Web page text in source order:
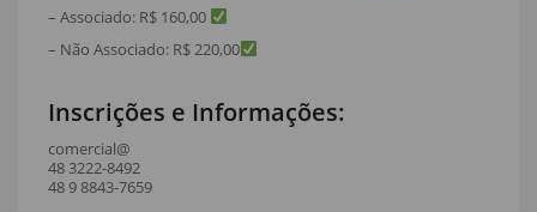
– Associado: R$ 160,00
– Não Associado: R$ 220,00
Inscrições e Informações:
comercial@
48 3222-8492
48 9 8843-7659